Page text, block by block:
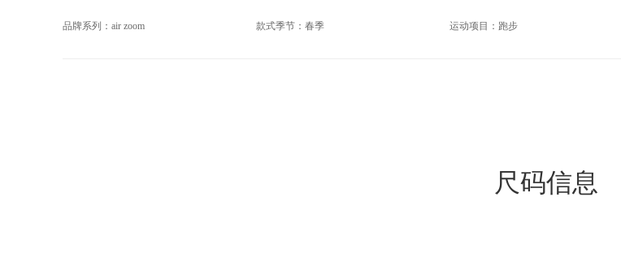
品牌系列：air zoom 款式季节：春季 运动项目：跑步
尺码信息